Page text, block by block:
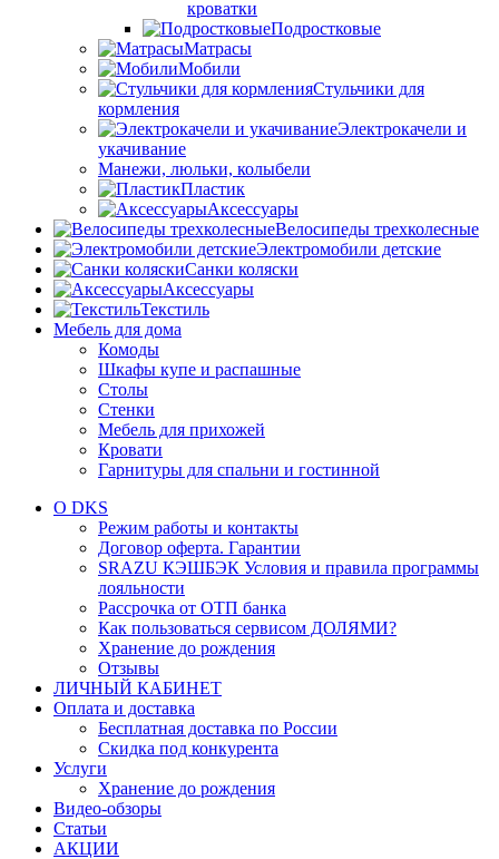
кроватки
Подростковые
Матрасы
Мобили
Стульчики для
кормления
Электрокачели и
укачивание
Манежи, люльки, колыбели
Пластик
Аксессуары
Велосипеды трехколесные
Электромобили детские
Санки коляски
Аксессуары
Текстиль
Мебель для дома
Комоды
Шкафы купе и распашные
Столы
Стенки
Мебель для прихожей
Кровати
Гарнитуры для спальни и гостинной
О DKS
Режим работы и контакты
Договор оферта. Гарантии
SRAZU КЭШБЭК Условия и правила программы
лояльности
Рассрочка от ОТП банка
Как пользоваться сервисом ДОЛЯМИ?
Хранение до рождения
Отзывы
ЛИЧНЫЙ КАБИНЕТ
Оплата и доставка
Бесплатная доставка по России
Скидка под конкурента
Услуги
Хранение до рождения
Видео-обзоры
Статьи
АКЦИИ